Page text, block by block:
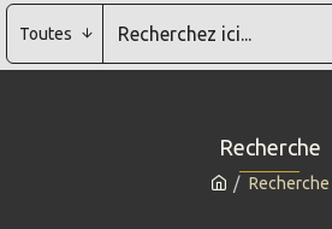
Toutes
Recherche
Recherche